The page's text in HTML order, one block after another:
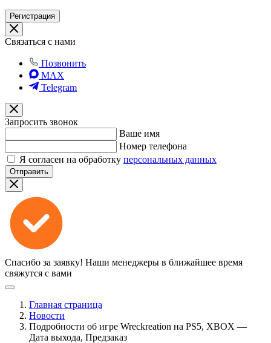
Регистрация
Связаться с нами
Позвонить
MAX
Telegram
Запросить звонок
Ваше имя
Номер телефона
Я согласен на обработку персональных данных
Отправить
Спасибо за заявку! Наши менеджеры в ближайшее время
свяжутся с вами
Главная страница
Новости
Подробности об игре Wreckreation на PS5, XBOX —
Дата выхода, Предзаказ